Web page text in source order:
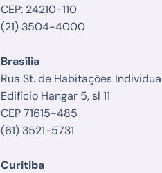
CEP: 24210-110
(21) 3504-4000
Brasília
Rua St. de Habitações
Edifício Hangar 5, sl 11
CEP 71615-485
(61) 3521-5731
Curitiba